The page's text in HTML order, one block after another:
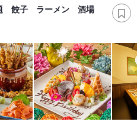
題 餃子 ラーメン 酒場